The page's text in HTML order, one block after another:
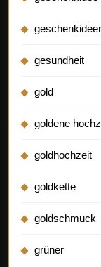
gesundheit
gold
goldene
goldhochzeit
goldkette
goldschmuck
grüner